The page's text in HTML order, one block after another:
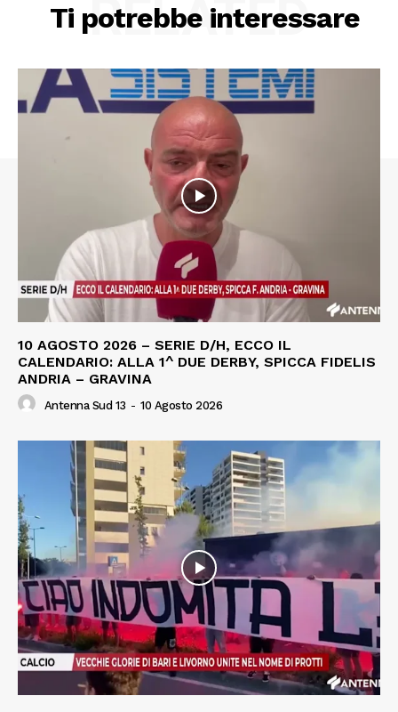
Ti potrebbe interessare
RELATED
10 AGOSTO 2026 – SERIE D/H, ECCO IL
CALENDARIO: ALLA 1^ DUE DERBY, SPICCA FIDELIS
ANDRIA – GRAVINA
Antenna Sud 13 - 10 Agosto 2026